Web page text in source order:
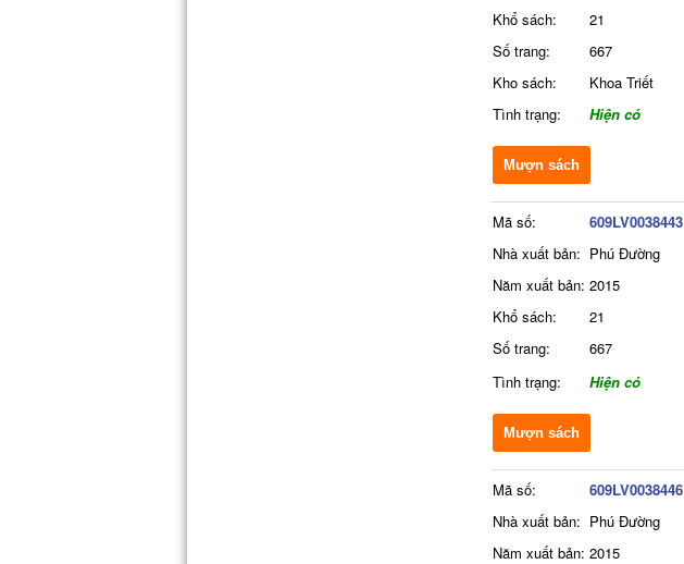
Khổ sách:
21
Số trang:
667
Kho sách:
Khoa Triết
Tình trạng:
Hiện có
Mượn sách
Mã số:
609LV0038443
Nhà xuất bản: Phú Đường
Năm xuất bản: 2015
Khổ sách:
21
Số trang:
667
Tình trạng:
Hiện có
Mượn sách
Mã số:
609LV0038446
Nhà xuất bản: Phú Đường
Năm xuất bản: 2015